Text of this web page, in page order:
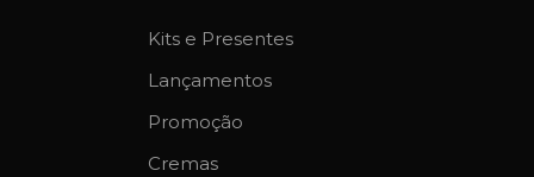
Kits e Presentes
Lançamentos
Promoção
Cremas